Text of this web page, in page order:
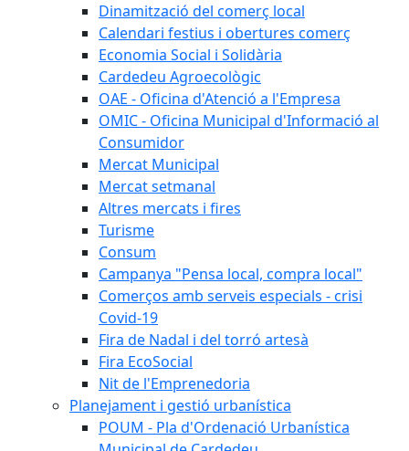
Dinamització del comerç local
Calendari festius i obertures comerç
Economia Social i Solidària
Cardedeu Agroecològic
OAE - Oficina d'Atenció a l'Empresa
OMIC - Oficina Municipal d'Informació al
Consumidor
Mercat Municipal
Mercat setmanal
Altres mercats i fires
Turisme
Consum
Campanya "Pensa local, compra local"
Comerços amb serveis especials - crisi
Covid-19
Fira de Nadal i del torró artesà
Fira EcoSocial
Nit de l'Emprenedoria
Planejament i gestió urbanística
POUM - Pla d'Ordenació Urbanística